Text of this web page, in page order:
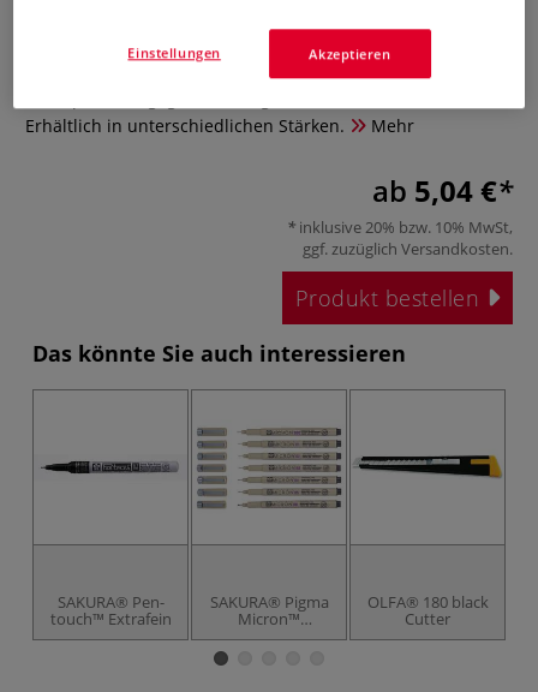
0 Bewertungen
Die Polyesterfolie ist widerstandsfähig, reißfest und
Erhältlich in unterschiedlichen Stärken.
Mehr
ab 5,04 €
inklusive 20% bzw. 10% MwSt,
ggf. zuzüglich Versandkosten.
Produkt bestellen
Das könnte Sie auch interessieren
SAKURA® Pen-
touch™ Extrafein
SAKURA® Pigma
Micron™
Präzisions-
Zeichenstift
schwarz, einzeln
OLFA® 180 black
Cutter
Akzeptieren
Einstellungen